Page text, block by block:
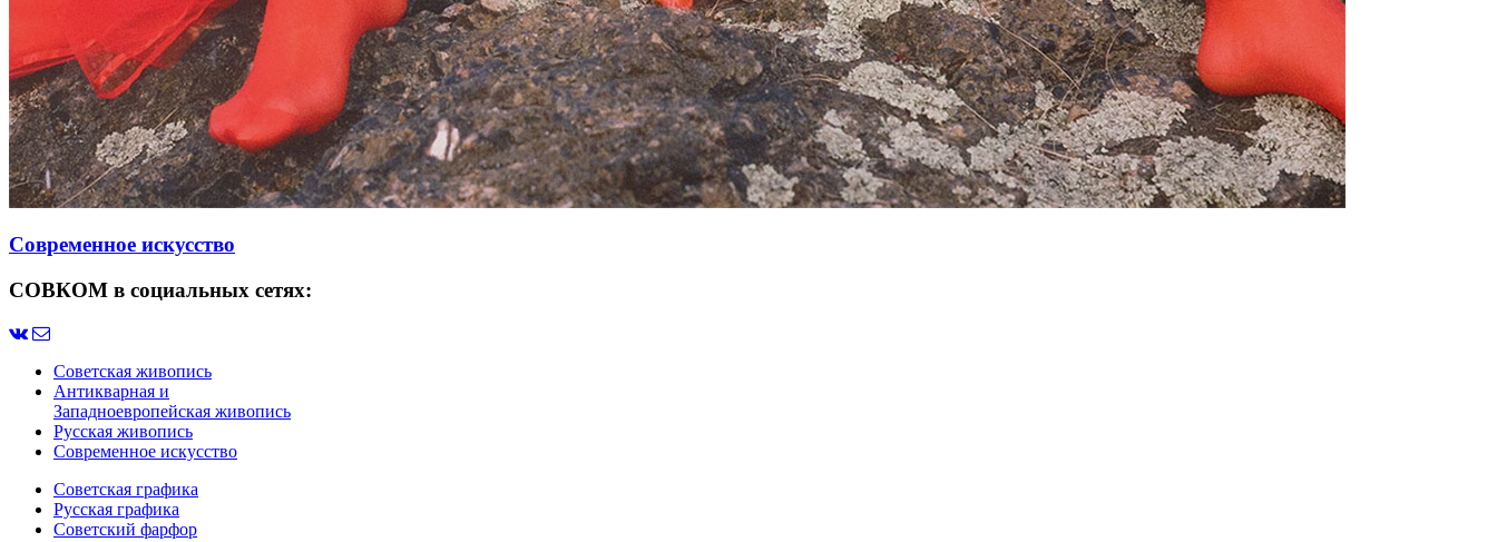
Современное искусство
СОВКОМ в социальных сетях:
Советская живопись
Антикварная и
Западноевропейская живопись
Русская живопись
Современное искусство
Советская графика
Русская графика
Советский фарфор